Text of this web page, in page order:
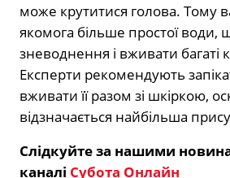
може крутитися голова. Тому
якомога більше простої води,
зневоднення і вживати багаті
Експерти рекомендують
вживати її разом зі шкіркою,
відзначається найбільша
Слідкуйте за нашими
каналі Субота Онлайн